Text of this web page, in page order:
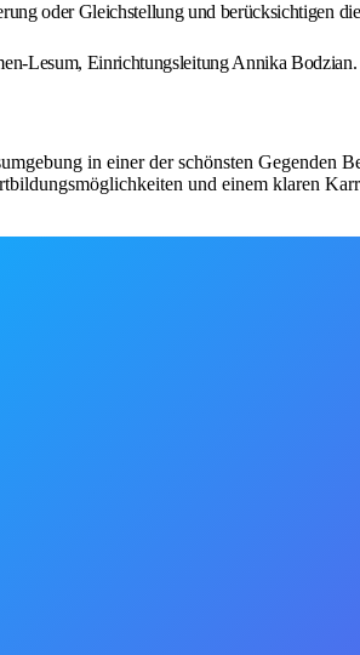
oder Gleichstellung und berücksichtigen
Lesum, Einrichtungsleitung Annika Bodzian.
in einer der schönsten Gegenden
und einem klaren